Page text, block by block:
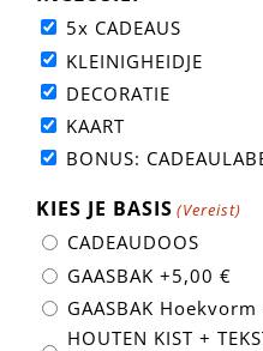
5x CADEAUS
KLEINIGHEIDJE
DECORATIE
KAART
BONUS:
KIES JE BASIS (Vereist)
CADEAUDOOS
GAASBAK +5,00 €
GAASBAK Hoekvorm
HOUTEN KIST +